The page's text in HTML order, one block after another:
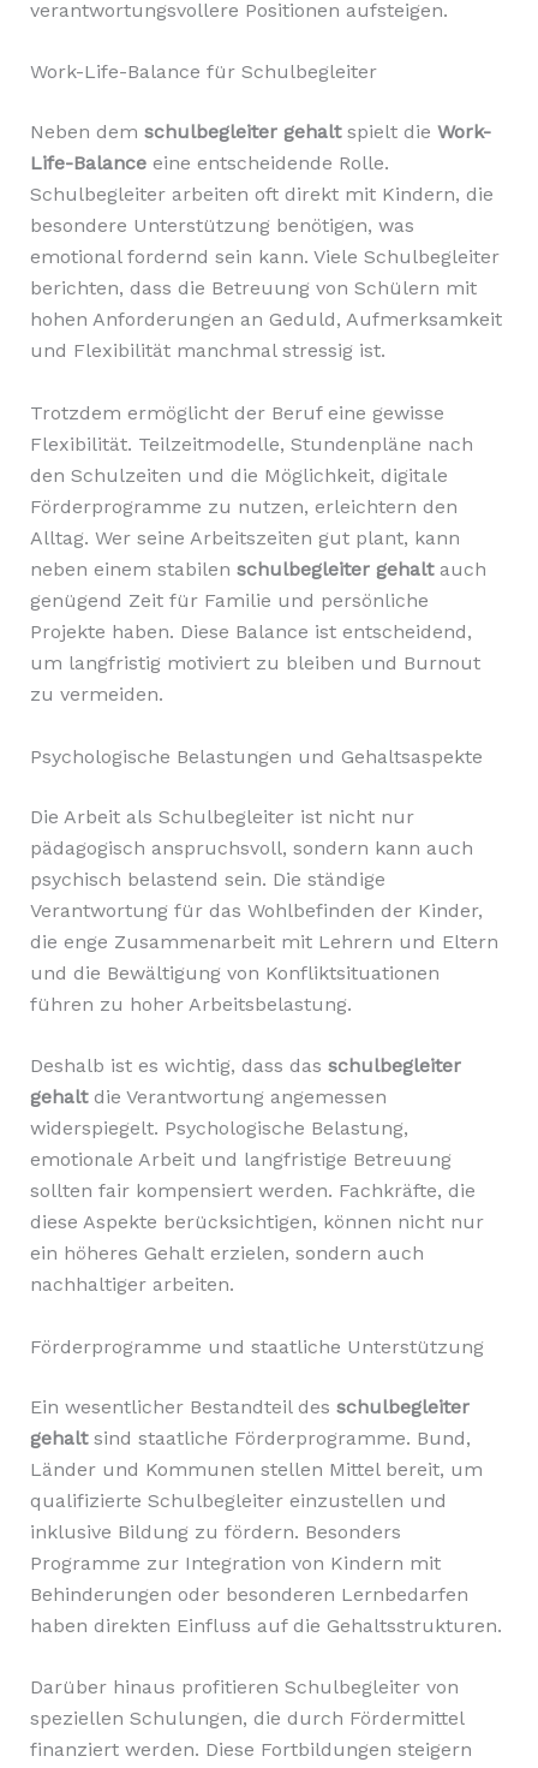
verantwortungsvollere Positionen aufsteigen.
Work-Life-Balance für Schulbegleiter
Neben dem schulbegleiter gehaltspielt die Work-
Life-Balanceeine entscheidende Rolle.
Schulbegleiter arbeiten oft direkt mit Kindern, die
besondere Unterstützung benötigen, was
emotional fordernd sein kann. Viele Schulbegleiter
berichten, dass die Betreuung von Schülern mit
hohen Anforderungen an Geduld, Aufmerksamkeit
und Flexibilität manchmal stressig ist.
Trotzdem ermöglicht der Beruf eine gewisse
Flexibilität. Teilzeitmodelle, Stundenpläne nach
den Schulzeiten und die Möglichkeit, digitale
Förderprogramme zu nutzen, erleichtern den
Alltag. Wer seine Arbeitszeiten gut plant, kann
neben einem stabilen schulbegleiter gehaltauch
genügend Zeit für Familie und persönliche
Projekte haben. Diese Balance ist entscheidend,
um langfristig motiviert zu bleiben und Burnout
zu vermeiden.
Psychologische Belastungen und Gehaltsaspekte
Die Arbeit als Schulbegleiter ist nicht nur
pädagogisch anspruchsvoll, sondern kann auch
psychisch belastend sein. Die ständige
Verantwortung für das Wohlbefinden der Kinder,
die enge Zusammenarbeit mit Lehrern und Eltern
und die Bewältigung von Konfliktsituationen
führen zu hoher Arbeitsbelastung.
Deshalb ist es wichtig, dass das schulbegleiter
gehaltdie Verantwortung angemessen
widerspiegelt. Psychologische Belastung,
emotionale Arbeit und langfristige Betreuung
sollten fair kompensiert werden. Fachkräfte, die
diese Aspekte berücksichtigen, können nicht nur
ein höheres Gehalt erzielen, sondern auch
nachhaltiger arbeiten.
Förderprogramme und staatliche Unterstützung
Ein wesentlicher Bestandteil des schulbegleiter
gehaltsind staatliche Förderprogramme. Bund,
Länder und Kommunen stellen Mittel bereit, um
qualifizierte Schulbegleiter einzustellen und
inklusive Bildung zu fördern. Besonders
Programme zur Integration von Kindern mit
Behinderungen oder besonderen Lernbedarfen
haben direkten Einfluss auf die Gehaltsstrukturen.
Darüber hinaus profitieren Schulbegleiter von
speziellen Schulungen, die durch Fördermittel
finanziert werden. Diese Fortbildungen steigern